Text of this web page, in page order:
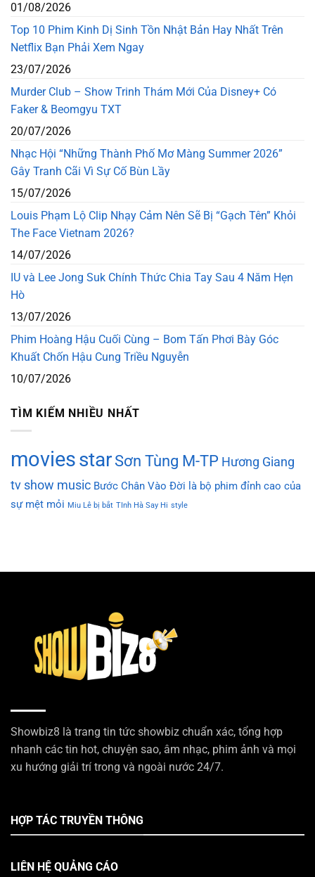
01/08/2026
Top 10 Phim Kinh Dị Sinh Tồn Nhật Bản Hay Nhất Trên
Netflix Bạn Phải Xem Ngay
23/07/2026
Murder Club – Show Trinh Thám Mới Của Disney+ Có
Faker & Beomgyu TXT
20/07/2026
Nhạc Hội “Những Thành Phố Mơ Màng Summer 2026”
Gây Tranh Cãi Vì Sự Cố Bùn Lầy
15/07/2026
Louis Phạm Lộ Clip Nhạy Cảm Nên Sẽ Bị “Gạch Tên” Khỏi
The Face Vietnam 2026?
14/07/2026
IU và Lee Jong Suk Chính Thức Chia Tay Sau 4 Năm Hẹn
Hò
13/07/2026
Phim Hoàng Hậu Cuối Cùng – Bom Tấn Phơi Bày Góc
Khuất Chốn Hậu Cung Triều Nguyễn
10/07/2026
TÌM KIẾM NHIỀU NHẤT
moviesstarSơn Tùng M-TP Hương Giang
tv show music Bước Chân Vào Đời là bộ phim đỉnh cao của
sự mệt mỏi Miu Lê bị bắt TInh Hà Say Hi style
Showbiz8 là trang tin tức showbiz chuẩn xác, tổng hợp
nhanh các tin hot, chuyện sao, âm nhạc, phim ảnh và mọi
xu hướng giải trí trong và ngoài nước 24/7.
HỢP TÁC TRUYỀN THÔNG
LIÊN HỆ QUẢNG CÁO